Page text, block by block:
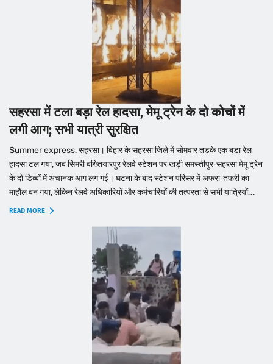
सहरसा में टला बड़ा रेल हादसा, मेमू ट्रेन के दो कोचों में
लगी आग; सभी यात्री सुरक्षित
Summer express, सहरसा। बिहार के सहरसा जिले में सोमवार तड़के एक बड़ा रेल
हादसा टल गया, जब सिमरी बख्तियारपुर रेलवे स्टेशन पर खड़ी समस्तीपुर-सहरसा मेमू ट्रेन
के दो डिब्बों में अचानक आग लग गई। घटना के बाद स्टेशन परिसर में अफरा-तफरी का
माहौल बन गया, लेकिन रेलवे अधिकारियों और कर्मचारियों की तत्परता से सभी यात्रियों...
READ MORE